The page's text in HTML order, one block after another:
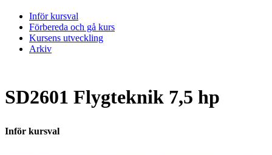
Inför kursval
Förbereda och gå kurs
Kursens utveckling
Arkiv
SD2601 Flygteknik 7,5 hp
Inför kursval